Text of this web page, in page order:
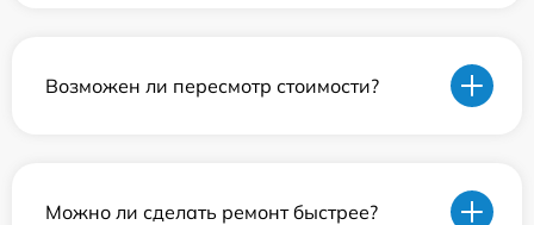
Возможен ли пересмотр стоимости?
Можно ли сделать ремонт быстрее?